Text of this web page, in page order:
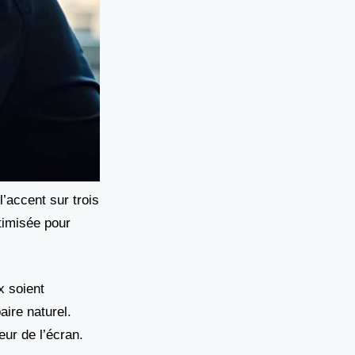
sur trois
pour
soient
naturel.
de l’écran.